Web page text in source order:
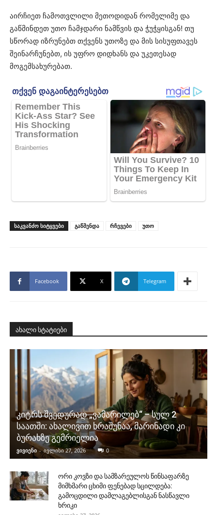
აირჩიეთ ჩამოთვლილი მეთოდიდან რომელიმე და
გაწმინდეთ უთო ჩამჯდარი ნამწვის და ჭუჭყისგან! თუ
სწორად იზრუნებთ თქვენს უთოზე და მის სისუფთავეს
შეინარჩუნებთ, ის უფრო დიდხანს და უკეთესად
მოგემსახურებათ.
ᲡᲐᲙᲕᲐᲜᲫᲝ ᲡᲘᲢᲧᲕᲔᲑᲘ გაწმენდა რჩევები უთო
Facebook X Telegram
ახალი სტატიები
კიტრს შვედურად „ვამარილებ“ – სულ 2
საათში: ახალივით ხრაშუნაა, მარინადი კი
ბურახზე გემრიელია
ვივიენი - ივლისი 27, 2026 0
ორი კოვზი და სამზარეულოს წინსაფარზე
მიმხმარი ცხიმი ფენებად სცილდება:
გამოცდილი დამლაგებლისგან ნასწავლი
ხრიკი